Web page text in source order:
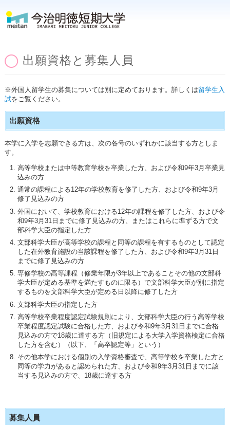
出願資格と募集人員
※外国人留学生の募集については別に定めております。詳しくは留学生入
試をご覧ください。
出願資格
本学に入学を志願できる方は、次の各号のいずれかに該当する方としま
す。
高等学校または中等教育学校を卒業した方、および令和9年3月卒業見
込みの方
通常の課程による12年の学校教育を修了した方、および令和9年3月
修了見込みの方
外国において、学校教育における12年の課程を修了した方、および令
和9年3月31日までに修了見込みの方、またはこれらに準ずる方で文
部科学大臣の指定した方
文部科学大臣が高等学校の課程と同等の課程を有するものとして認定
した在外教育施設の当該課程を修了した方、および令和9年3月31日
までに修了見込みの方
専修学校の高等課程（修業年限が3年以上であることその他の文部科
学大臣が定める基準を満たすものに限る）で文部科学大臣が別に指定
するものを文部科学大臣が定める日以降に修了した方
文部科学大臣の指定した方
高等学校卒業程度認定試験規則により、文部科学大臣の行う高等学校
卒業程度認定試験に合格した方、および令和9年3月31日までに合格
見込みの方で18歳に達する方（旧規定による大学入学資格検定に合格
した方を含む）（以下、「高卒認定等」という）
その他本学における個別の入学資格審査で、高等学校を卒業した方と
同等の学力があると認められた方、および令和9年3月31日までに該
当する見込みの方で、18歳に達する方
募集人員